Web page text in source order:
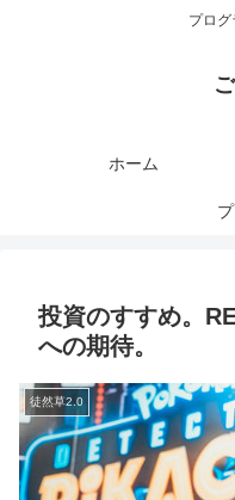
プロ
ホーム
投資のすすめ。
への期待。
徒然草2.0